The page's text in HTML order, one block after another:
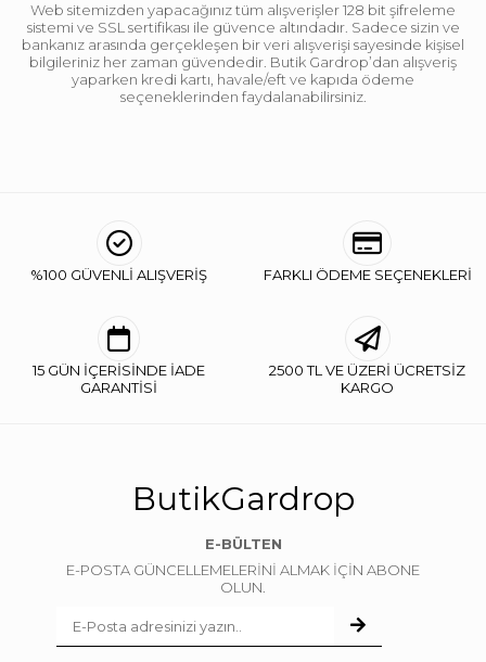
Web sitemizden yapacağınız tüm alışverişler 128 bit şifreleme
sistemi ve SSL sertifikası ile güvence altındadır. Sadece sizin ve
bankanız arasında gerçekleşen bir veri alışverişi sayesinde kişisel
bilgileriniz her zaman güvendedir. Butik Gardrop’dan alışveriş
yaparken kredi kartı, havale/eft ve kapıda ödeme
seçeneklerinden faydalanabilirsiniz.
%100 GÜVENLİ ALIŞVERİŞ FARKLI ÖDEME SEÇENEKLERİ
15 GÜN İÇERİSİNDE İADE
GARANTİSİ
2500 TL VE ÜZERİ ÜCRETSİZ
KARGO
ButikGardrop
E-BÜLTEN
E-POSTA GÜNCELLEMELERİNİ ALMAK İÇİN ABONE
OLUN.